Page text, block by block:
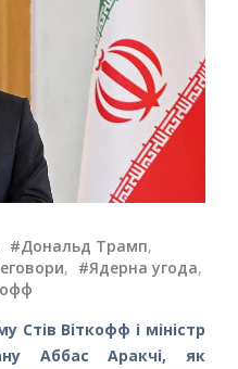
#Дональд Трамп,
, #Ядерна угода,
Стів Віткофф і міністр
Аббас Аракчі, як